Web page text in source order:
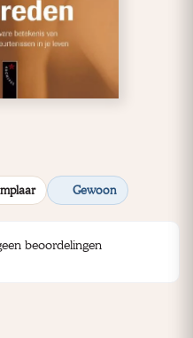
Gewoon
beoordelingen